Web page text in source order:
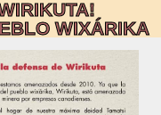
WIXÁRIKA